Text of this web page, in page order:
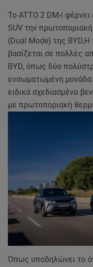
Το ATTO 2 DM-i
SUV την
(Dual Mode) της BYD,Η
βασίζεται σε πολλές
BYD, όπως δύο
ενσωματωμένη μονάδα
ειδικά σχεδιασμένο
με πρωτοποριακή
Όπως υποδηλώνει το